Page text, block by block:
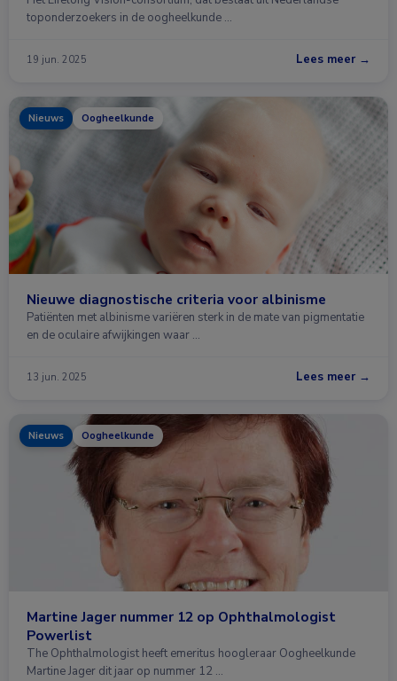
toponderzoekers in de oogheelkunde …
19 jun. 2025 Lees meer →
Nieuws Oogheelkunde
Nieuwe diagnostische criteria voor albinisme
Patiënten met albinisme variëren sterk in de mate van pigmentatie
en de oculaire afwijkingen waar …
13 jun. 2025 Lees meer →
Nieuws Oogheelkunde
Martine Jager nummer 12 op Ophthalmologist
Powerlist
The Ophthalmologist heeft emeritus hoogleraar Oogheelkunde
Martine Jager dit jaar op nummer 12 …